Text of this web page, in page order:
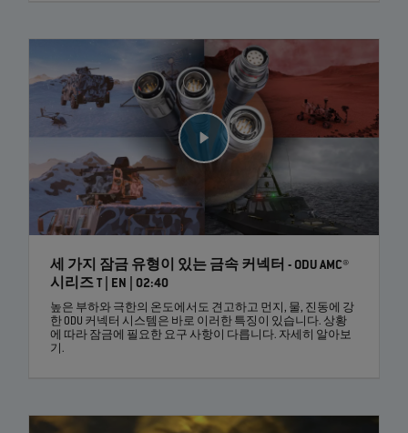
세 가지 잠금 유형이 있는 금속 커넥터 - ODU AMC®
시리즈 T | EN | 02:40
높은 부하와 극한의 온도에서도 견고하고 먼지, 물, 진동에 강
한 ODU 커넥터 시스템은 바로 이러한 특징이 있습니다. 상황
에 따라 잠금에 필요한 요구 사항이 다릅니다. 자세히 알아보
기.